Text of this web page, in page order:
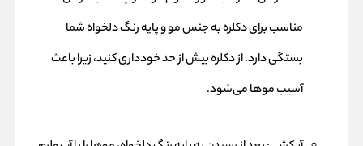
مناسب برای دکلره به جنس مو و پایه رنگ دلخواه شما
بستگی دارد. از دکلره بیش از حد خودداری کنید، زیرا باعث
آسیب موها می‌شود.